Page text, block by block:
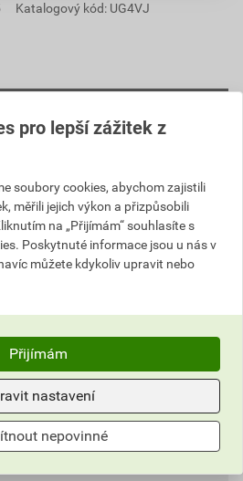
Katalogový kód: UG4VJ
hlavičkou. Délka 2O mm
ArmourShield a jiných
záklopu, který nemá
palubky zahradních
je po celé délce kroužkován,
vyjíždění hřebíku ze
po slevě 16% z ceníkové ceny
941,19 Kč
pro lepší zážitek z
soubory cookies, abychom zajistili
měřili jejich výkon a přizpůsobili
na „Přijímám“ souhlasíte s
Poskytnuté informace jsou u nás v
můžete kdykoliv upravit nebo
Přijímám
nastavení
nepovinné